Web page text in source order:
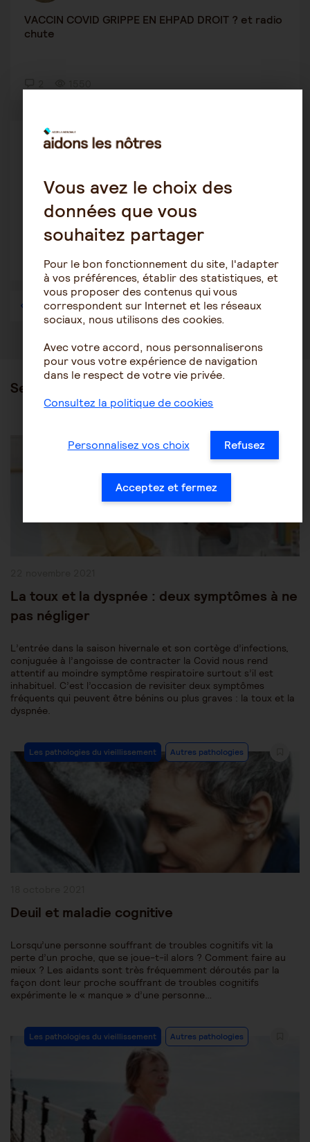
VACCIN COVID GRIPPE EN EHPAD DROIT ? et radio
chute
12 1906
1 … 16 17 18 19 20 21 22 … 36
Ses articles
Category:
La toux et la dyspnée : deux symptômes à ne
pas négliger
L’entrée dans la saison hivernale et son cortège d’infections,
conjuguée à l’angoisse de contracter la Covid nous rend
attentif au moindre symptôme respiratoire surtout s’il est
inhabituel. C’est l’occasion de revisiter deux symptômes
fréquents qui peuvent être bénins ou plus graves : la toux et la
dyspnée.
Post
Category:
Les pathologies du vieillissement Autres pathologies
Deuil et maladie cognitive
Lorsqu’une personne souffrant de troubles cognitifs vit la
perte d’un proche, que se joue-t-il alors ? Comment faire au
mieux ? Les aidants sont très fréquemment déroutés par la
façon dont leur proche souffrant de troubles cognitifs
expérimente le « manque » d’une personne…
Post
Category:
Les pathologies du vieillissement Autres pathologies
Vous avez le choix des
données que vous
souhaitez partager
Pour le bon fonctionnement du site, l'adapter
à vos préférences, établir des statistiques, et
vous proposer des contenus qui vous
correspondent sur Internet et les réseaux
sociaux, nous utilisons des cookies.
Avec votre accord, nous personnaliserons
pour vous votre expérience de navigation
dans le respect de votre vie privée.
Consultez la politique de cookies
Personnalisez vos choix Refusez
Acceptez et fermez